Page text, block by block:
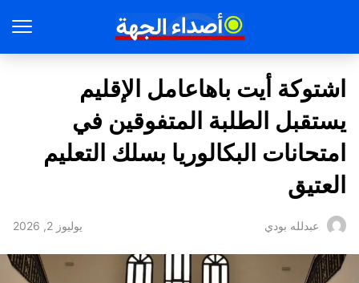
اشتوكة أيت باهاعامل الإقليم
يستقبل الطلبة المتفوقين في
امتحانات البكالوريا بسلك التعليم
العتيق
عبدلله بودي يوليوز 2, 2026